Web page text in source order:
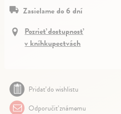
Zasielame do 6 dní
Pozrieť dostupnosť
v kníhkupectvách
Pridať do wishlistu
Odporučiť známemu